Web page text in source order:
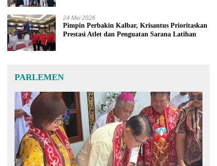
24 Mei 2026
Pimpin Perbakin Kalbar, Krisantus Prioritaskan
Prestasi Atlet dan Penguatan Sarana Latihan
PARLEMEN